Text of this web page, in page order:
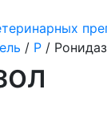
/ Р /